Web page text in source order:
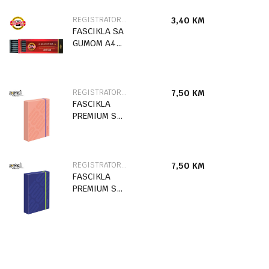
REGISTRATORI I FASCIKLE
FASCIKLA SA
GUMOM A4
3,40 KM
REGISTRATORI I FASCIKLE
FASCIKLA
PREMIUM SA
7,50 KM
REGISTRATORI I FASCIKLE
FASCIKLA
PREMIUM SA
7,50 KM